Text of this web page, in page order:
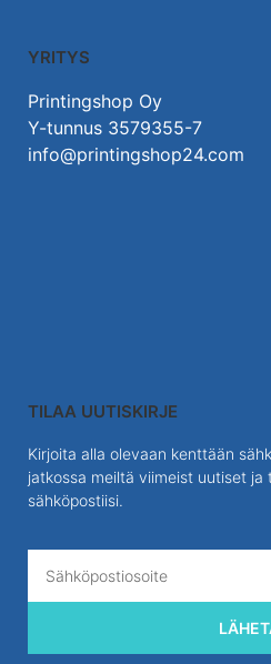
YRITYS
Printingshop Oy
Y-tunnus 3579355-7
info@printingshop24.com
TILAA UUTISKIRJE
Kirjoita alla olevaan kenttään
jatkossa meiltä viimeist uutiset
sähköpostiisi.